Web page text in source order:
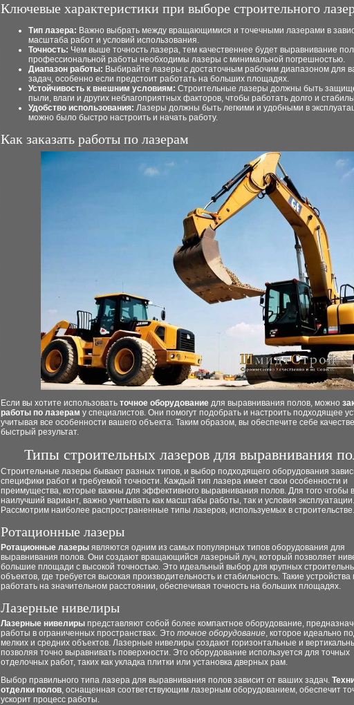
Ключевые характеристики при выборе строительного
Тип лазера: Важно выбрать между вращающимися и точечными лазерами в
масштаба работ и условий использования.
Точность: Чем выше точность лазера, тем качественнее будет выравнивание
профессиональной работы необходимы лазеры с минимальной погрешностью.
Диапазон работы: Выбирайте лазеры с достаточным рабочим диапазоном для
задач, особенно если предстоит работать на больших площадях.
Устойчивость к внешним условиям: Строительные лазеры должны быть
пыли, влаги и других неблагоприятных факторов, чтобы работать долго и
Удобство использования: Лазеры должны быть легкими и удобными в
можно было быстро настроить и начать работу.
Как заказать работы по лазерам
Если вы хотите использовать точное оборудование для выравнивания полов, можно
работы по лазерам у специалистов. Они помогут подобрать и настроить подходящее
учитывая все особенности вашего объекта. Таким образом, вы обеспечите себе
быстрый результат.
Типы строительных лазеров для выравнивания
Строительные лазеры бывают разных типов, и выбор подходящего оборудования
специфики работ и требуемой точности. Каждый тип лазера имеет свои особенности и
преимущества, которые важны для эффективного выравнивания полов. Для того чтобы
наилучший вариант, важно учитывать как масштабы работы, так и условия эксплуатации.
Рассмотрим наиболее распространенные типы лазеров, используемых в строительстве.
Ротационные лазеры
Ротационные лазеры являются одним из самых популярных типов оборудования для
выравнивания полов. Они создают вращающийся лазерный луч, который позволяет
большие площади с высокой точностью. Это идеальный выбор для крупных
объектов, где требуется высокая производительность и стабильность. Такие устройства
работать на значительном расстоянии, обеспечивая точность на больших площадях.
Лазерные нивелиры
Лазерные нивелиры представляют собой более компактное оборудование,
работы в ограниченных пространствах. Это точное оборудование, которое идеально
мелких и средних объектов. Лазерные нивелиры создают горизонтальные и
позволяя точно выравнивать поверхности. Это оборудование используется для точных
отделочных работ, таких как укладка плитки или установка дверных рам.
Выбор правильного типа лазера для выравнивания полов зависит от ваших задач.
отделки полов, оснащенная соответствующим лазерным оборудованием, обеспечит
ускорит процесс работы.